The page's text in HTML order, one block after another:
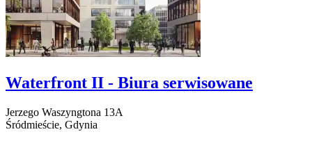
Waterfront II - Biura serwisowane
Jerzego Waszyngtona 13A
Śródmieście, Gdynia